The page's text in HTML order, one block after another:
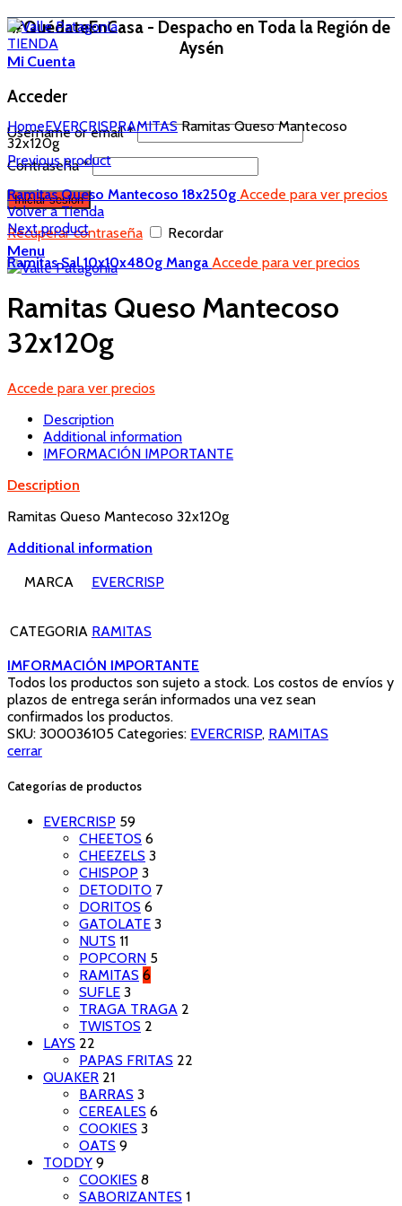
#QuédateEnCasa - Despacho en Toda la Región de
Aysén
TIENDA
Mi Cuenta
Acceder
Username or email*
Contraseña*
Iniciar sesión
Recuperar contraseña
Recordar
Menu
HomeEVERCRISPRAMITASRamitas Queso Mantecoso
32x120g
Previous product
Ramitas Queso Mantecoso 18x250g Accede para ver precios
Volver a Tienda
Next product
Ramitas Sal 10x10x480g Manga Accede para ver precios
Ramitas Queso Mantecoso
32x120g
Accede para ver precios
Description
Additional information
IMFORMACIÓN IMPORTANTE
Description
Ramitas Queso Mantecoso 32x120g
Additional information
MARCA
EVERCRISP
CATEGORIA RAMITAS
IMFORMACIÓN IMPORTANTE
Todos los productos son sujeto a stock. Los costos de envíos y
plazos de entrega serán informados una vez sean
confirmados los productos.
SKU: 300036105 Categories: EVERCRISP, RAMITAS
cerrar
Categorías de productos
EVERCRISP 59
CHEETOS 6
CHEEZELS 3
CHISPOP 3
DETODITO 7
DORITOS 6
GATOLATE 3
NUTS 11
POPCORN 5
RAMITAS 6
SUFLE 3
TRAGA TRAGA 2
TWISTOS 2
LAYS 22
PAPAS FRITAS 22
QUAKER 21
BARRAS 3
CEREALES 6
COOKIES 3
OATS 9
TODDY 9
COOKIES 8
SABORIZANTES 1